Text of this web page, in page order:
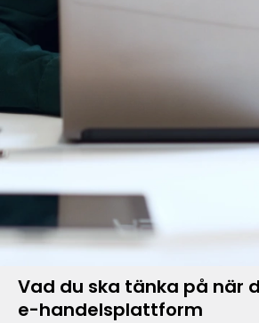
Vad du ska tänka på när
e-handelsplattform